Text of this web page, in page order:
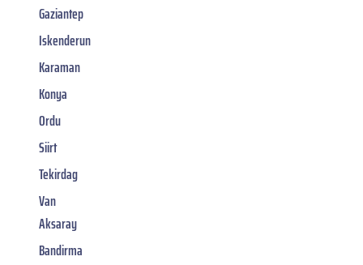
Gaziantep
Iskenderun
Karaman
Konya
Ordu
Siirt
Tekirdag
Van
Aksaray
Bandirma